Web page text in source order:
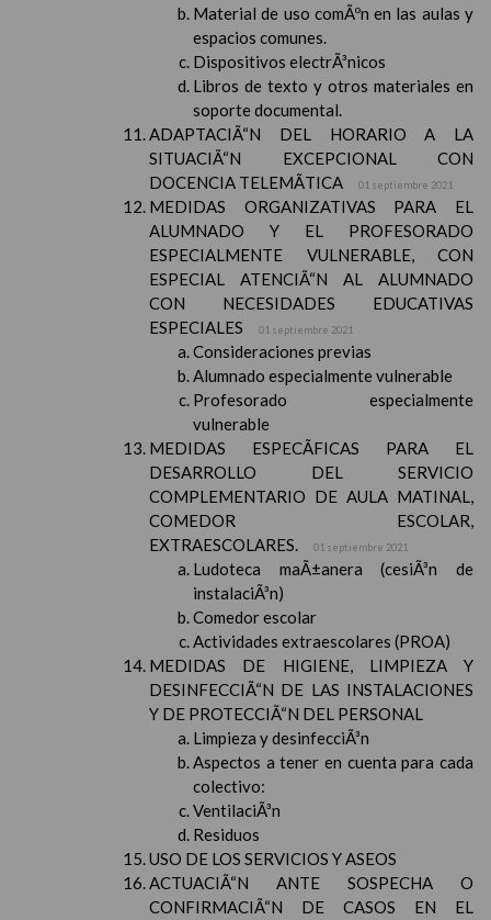
Material de uso comÃºn en las aulas y
espacios comunes.
Dispositivos electrÃ³nicos
Libros de texto y otros materiales en
soporte documental.
ADAPTACIÃ“N DEL HORARIO A LA
SITUACIÃ“N EXCEPCIONAL CON
DOCENCIA TELEMÃTICA
01 septiembre 2021
MEDIDAS ORGANIZATIVAS PARA EL
ALUMNADO Y EL PROFESORADO
ESPECIALMENTE VULNERABLE, CON
ESPECIAL ATENCIÃ“N AL ALUMNADO
CON NECESIDADES EDUCATIVAS
ESPECIALES
01 septiembre 2021
Consideraciones previas
Alumnado especialmente vulnerable
Profesorado especialmente
vulnerable
MEDIDAS ESPECÃFICAS PARA EL
DESARROLLO DEL SERVICIO
COMPLEMENTARIO DE AULA MATINAL,
COMEDOR ESCOLAR,
EXTRAESCOLARES.
01 septiembre 2021
Ludoteca maÃ±anera (cesiÃ³n de
instalaciÃ³n)
Comedor escolar
Actividades extraescolares (PROA)
MEDIDAS DE HIGIENE, LIMPIEZA Y
DESINFECCIÃ“N DE LAS INSTALACIONES
Y DE PROTECCIÃ“N DEL PERSONAL
Limpieza y desinfecciÃ³n
Aspectos a tener en cuenta para cada
colectivo:
VentilaciÃ³n
Residuos
USO DE LOS SERVICIOS Y ASEOS
ACTUACIÃ“N ANTE SOSPECHA O
CONFIRMACIÃ“N DE CASOS EN EL